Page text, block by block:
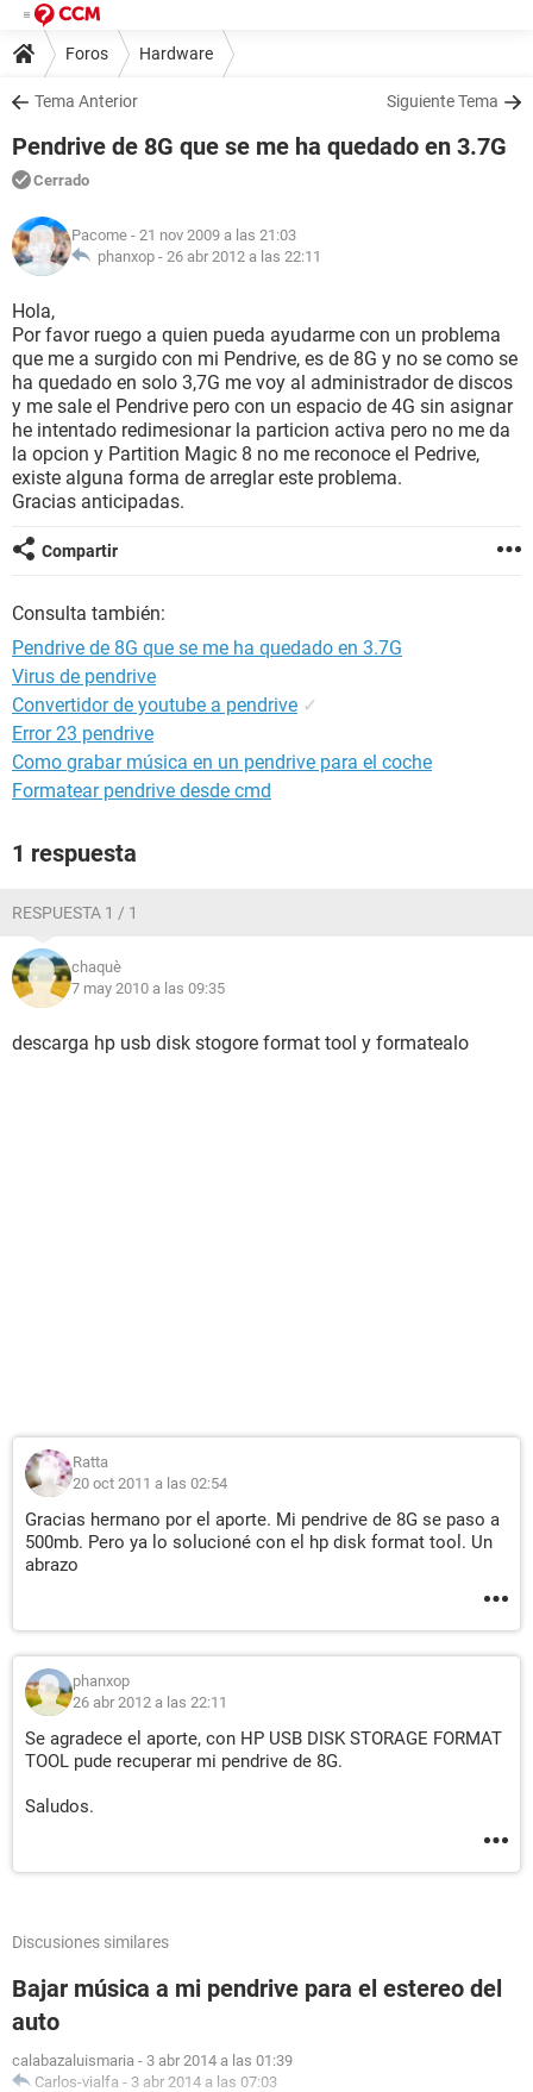
Foros Hardware
Tema Anterior Siguiente Tema
Pendrive de 8G que se me ha quedado en 3.7G
Cerrado
Pacome - 21 nov 2009 a las 21:03
phanxop - 26 abr 2012 a las 22:11
Hola,
Por favor ruego a quien pueda ayudarme con un problema
que me a surgido con mi Pendrive, es de 8G y no se como se
ha quedado en solo 3,7G me voy al administrador de discos
y me sale el Pendrive pero con un espacio de 4G sin asignar
he intentado redimesionar la particion activa pero no me da
la opcion y Partition Magic 8 no me reconoce el Pedrive,
existe alguna forma de arreglar este problema.
Gracias anticipadas.
Compartir
Consulta también:
Pendrive de 8G que se me ha quedado en 3.7G
Virus de pendrive
Convertidor de youtube a pendrive ✓
Error 23 pendrive
Como grabar música en un pendrive para el coche
Formatear pendrive desde cmd
1 respuesta
RESPUESTA 1 / 1
chaquè
7 may 2010 a las 09:35
descarga hp usb disk stogore format tool y formatealo
Ratta
20 oct 2011 a las 02:54
Gracias hermano por el aporte. Mi pendrive de 8G se paso a
500mb. Pero ya lo solucioné con el hp disk format tool. Un
abrazo
phanxop
26 abr 2012 a las 22:11
Se agradece el aporte, con HP USB DISK STORAGE FORMAT
TOOL pude recuperar mi pendrive de 8G.
Saludos.
Discusiones similares
Bajar música a mi pendrive para el estereo del
auto
calabazaluismaria - 3 abr 2014 a las 01:39
Carlos-vialfa - 3 abr 2014 a las 07:03